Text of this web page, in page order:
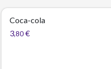
Coca-cola
3,80 €